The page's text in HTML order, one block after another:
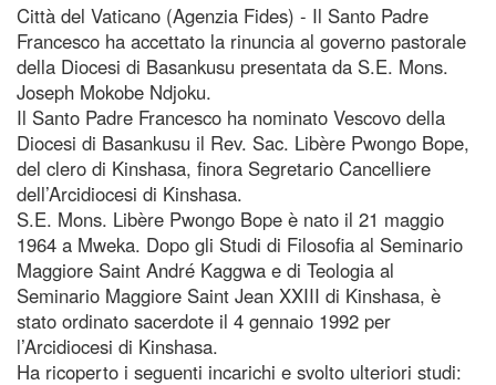
Città del Vaticano (Agenzia Fides) - Il Santo Padre
Francesco ha accettato la rinuncia al governo pastorale
della Diocesi di Basankusu presentata da S.E. Mons.
Joseph Mokobe Ndjoku.
Il Santo Padre Francesco ha nominato Vescovo della
Diocesi di Basankusu il Rev. Sac. Libère Pwongo Bope,
del clero di Kinshasa, finora Segretario Cancelliere
dell’Arcidiocesi di Kinshasa.
S.E. Mons. Libère Pwongo Bope è nato il 21 maggio
1964 a Mweka. Dopo gli Studi di Filosofia al Seminario
Maggiore Saint André Kaggwa e di Teologia al
Seminario Maggiore Saint Jean XXIII di Kinshasa, è
stato ordinato sacerdote il 4 gennaio 1992 per
l’Arcidiocesi di Kinshasa.
Ha ricoperto i seguenti incarichi e svolto ulteriori studi: